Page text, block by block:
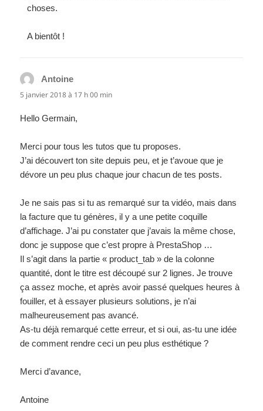
choses.
A bientôt !
Antoine
5 janvier 2018 à 17 h 00 min
Hello Germain,
Merci pour tous les tutos que tu proposes.
J’ai découvert ton site depuis peu, et je t’avoue que je
dévore un peu plus chaque jour chacun de tes posts.
Je ne sais pas si tu as remarqué sur ta vidéo, mais dans
la facture que tu génères, il y a une petite coquille
d’affichage. J’ai pu constater que j’avais la même chose,
donc je suppose que c’est propre à PrestaShop …
Il s’agit dans la partie « product_tab » de la colonne
quantité, dont le titre est découpé sur 2 lignes. Je trouve
ça assez moche, et après avoir passé quelques heures à
fouiller, et à essayer plusieurs solutions, je n’ai
malheureusement pas avancé.
As-tu déjà remarqué cette erreur, et si oui, as-tu une idée
de comment rendre ceci un peu plus esthétique ?
Merci d’avance,
Antoine